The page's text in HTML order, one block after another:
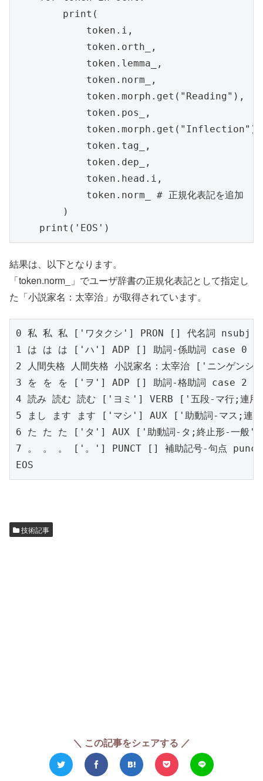
        print(
            token.i,
            token.orth_,
            token.lemma_,
            token.norm_,
            token.morph.get("Reading"),
            token.pos_,
            token.morph.get("Inflection"),
            token.tag_,
            token.dep_,
            token.head.i,
            token.norm_ # 正規化表記を追加
        )
    print('EOS')
結果は、以下となります。
「token.norm_」でユーザ辞書の正規化表記として指定し
た「小説家名：太宰治」が取得されています。
0 私 私 私 ['ワタクシ'] PRON [] 代名詞 nsubj 4
1 は は は ['ハ'] ADP [] 助詞-係助詞 case 0
2 人間失格 人間失格 小説家名：太宰治 ['ニンゲン
3 を を を ['ヲ'] ADP [] 助詞-格助詞 case 2
4 読み 読む 読む ['ヨミ'] VERB ['五段-マ行;連用
5 まし ます ます ['マシ'] AUX ['助動詞-マス;連
6 た た た ['タ'] AUX ['助動詞-タ;終止形-一般']
7 。 。 。 ['。'] PUNCT [] 補助記号-句点
EOS
技術記事
＼ この記事をシェアする ／